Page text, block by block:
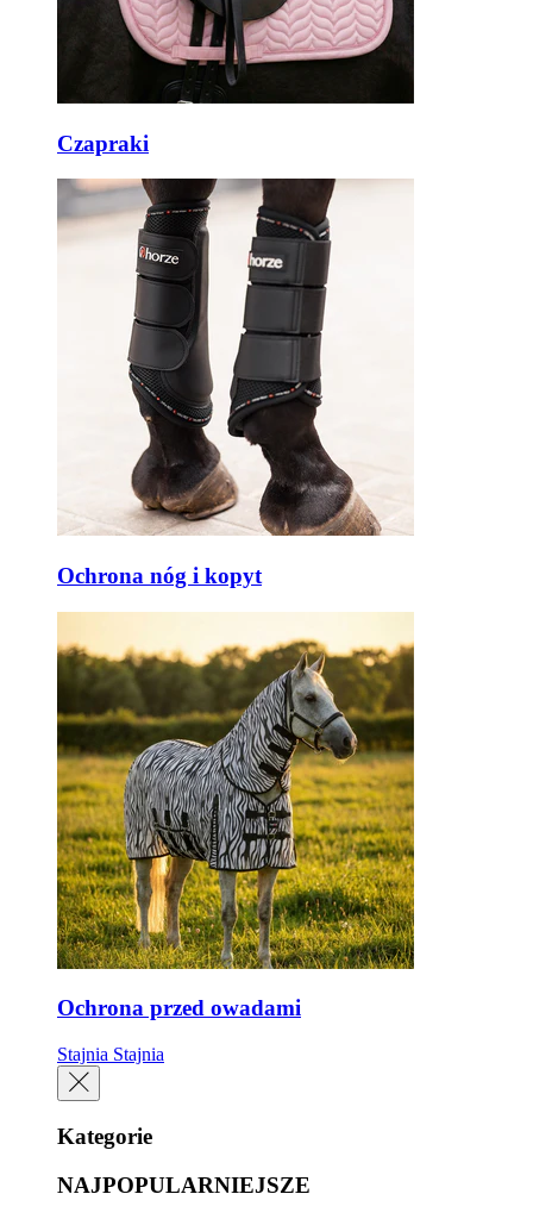
Czapraki
Ochrona nóg i kopyt
Ochrona przed owadami
Stajnia Stajnia
Kategorie
NAJPOPULARNIEJSZE